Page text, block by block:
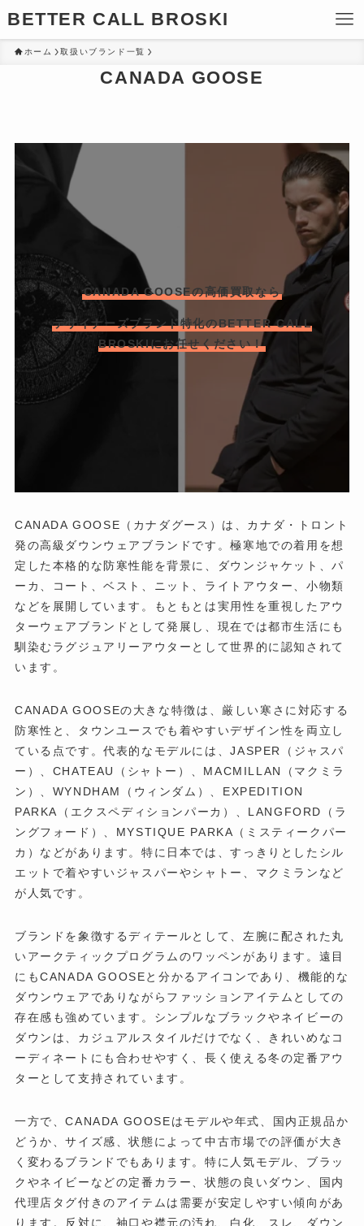
BETTER CALL BROSKI
ホーム 取扱いブランド一覧
CANADA GOOSE
CANADA GOOSEの高価買取なら
デザイナーズブランド特化のBETTER CALL
BROSKIにお任せください！
CANADA GOOSE（カナダグース）は、カナダ・トロント
発の高級ダウンウェアブランドです。極寒地での着用を想
定した本格的な防寒性能を背景に、ダウンジャケット、パ
ーカ、コート、ベスト、ニット、ライトアウター、小物類
などを展開しています。もともとは実用性を重視したアウ
ターウェアブランドとして発展し、現在では都市生活にも
馴染むラグジュアリーアウターとして世界的に認知されて
います。
CANADA GOOSEの大きな特徴は、厳しい寒さに対応する
防寒性と、タウンユースでも着やすいデザイン性を両立し
ている点です。代表的なモデルには、JASPER（ジャスパ
ー）、CHATEAU（シャトー）、MACMILLAN（マクミラ
ン）、WYNDHAM（ウィンダム）、EXPEDITION
PARKA（エクスペディションパーカ）、LANGFORD（ラ
ングフォード）、MYSTIQUE PARKA（ミスティークパー
カ）などがあります。特に日本では、すっきりとしたシル
エットで着やすいジャスパーやシャトー、マクミランなど
が人気です。
ブランドを象徴するディテールとして、左腕に配された丸
いアークティックプログラムのワッペンがあります。遠目
にもCANADA GOOSEと分かるアイコンであり、機能的な
ダウンウェアでありながらファッションアイテムとしての
存在感も強めています。シンプルなブラックやネイビーの
ダウンは、カジュアルスタイルだけでなく、きれいめなコ
ーディネートにも合わせやすく、長く使える冬の定番アウ
ターとして支持されています。
一方で、CANADA GOOSEはモデルや年式、国内正規品か
どうか、サイズ感、状態によって中古市場での評価が大き
く変わるブランドでもあります。特に人気モデル、ブラッ
クやネイビーなどの定番カラー、状態の良いダウン、国内
代理店タグ付きのアイテムは需要が安定しやすい傾向があ
ります。反対に、袖口や襟元の汚れ、白化、スレ、ダウン